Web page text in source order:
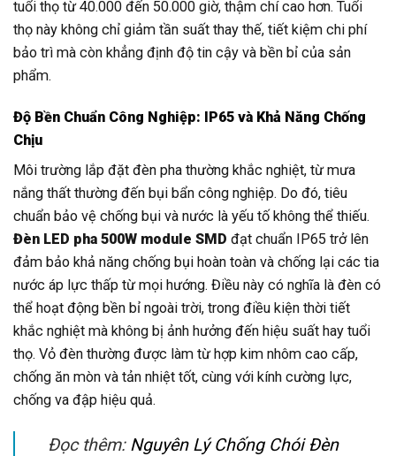
tuổi thọ từ 40.000 đến 50.000 giờ, thậm chí cao hơn. Tuổi
thọ này không chỉ giảm tần suất thay thế, tiết kiệm chi phí
bảo trì mà còn khẳng định độ tin cậy và bền bỉ của sản
phẩm.
Độ Bền Chuẩn Công Nghiệp: IP65 và Khả Năng Chống
Chịu
Môi trường lắp đặt đèn pha thường khắc nghiệt, từ mưa
nắng thất thường đến bụi bẩn công nghiệp. Do đó, tiêu
chuẩn bảo vệ chống bụi và nước là yếu tố không thể thiếu.
Đèn LED pha 500W module SMD đạt chuẩn IP65 trở lên
đảm bảo khả năng chống bụi hoàn toàn và chống lại các tia
nước áp lực thấp từ mọi hướng. Điều này có nghĩa là đèn có
thể hoạt động bền bỉ ngoài trời, trong điều kiện thời tiết
khắc nghiệt mà không bị ảnh hưởng đến hiệu suất hay tuổi
thọ. Vỏ đèn thường được làm từ hợp kim nhôm cao cấp,
chống ăn mòn và tản nhiệt tốt, cùng với kính cường lực,
chống va đập hiệu quả.
Đọc thêm: Nguyên Lý Chống Chói Đèn